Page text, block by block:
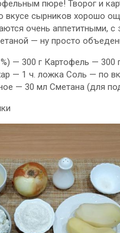
пюре! Творог и
вкусе сырников хорошо
очень аппетитными, с
— ну просто
— 300 г Картофель —
— 1 ч. ложка Соль — по
— 30 мл Сметана (для